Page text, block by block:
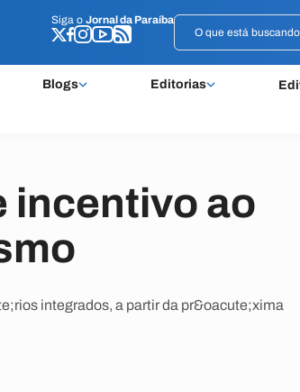
Siga o Jornal da Paraíba
Blogs Editorias
Siga o Jornal da Paraíba
incentivo ao
integrados, a partir da pr&oacute;xima